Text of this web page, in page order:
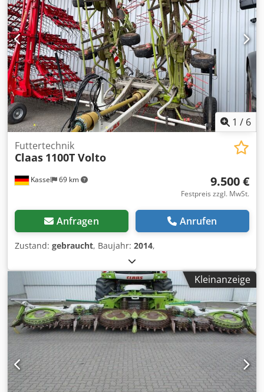
1 / 6
Kassel 69 km
Futtertechnik
Claas 1100T Volto
9.500 €
Festpreis zzgl. MwSt.
Anfragen Anrufen
Zustand: gebraucht, Baujahr: 2014,
Kleinanzeige